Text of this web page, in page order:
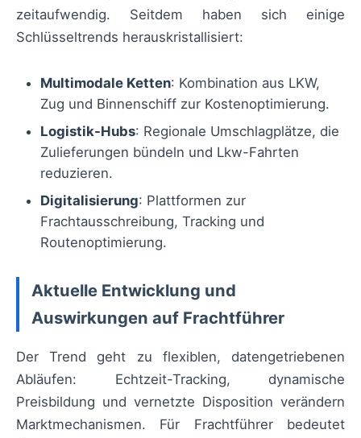
zeitaufwendig. Seitdem haben sich einige
Schlüsseltrends herauskristallisiert:
Multimodale Ketten: Kombination aus LKW,
Zug und Binnenschiff zur Kostenoptimierung.
Logistik-Hubs: Regionale Umschlagplätze, die
Zulieferungen bündeln und Lkw-Fahrten
reduzieren.
Digitalisierung: Plattformen zur
Frachtausschreibung, Tracking und
Routenoptimierung.
Aktuelle Entwicklung und
Auswirkungen auf Frachtführer
Der Trend geht zu flexiblen, datengetriebenen
Abläufen: Echtzeit-Tracking, dynamische
Preisbildung und vernetzte Disposition verändern
Marktmechanismen. Für Frachtführer bedeutet